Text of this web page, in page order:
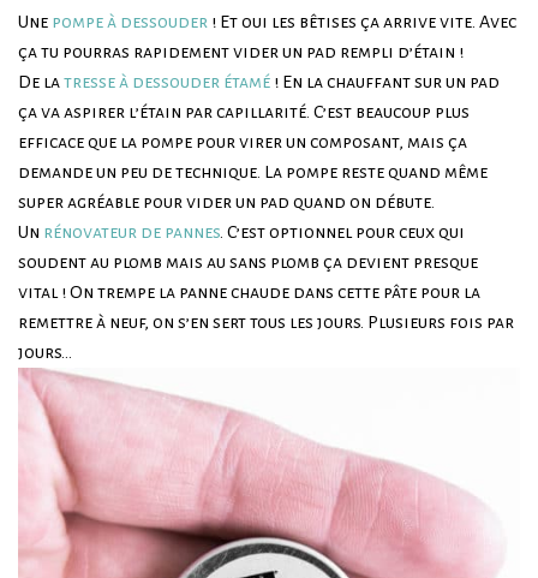
Une pompe à dessouder ! Et oui les bêtises ça arrive vite. Avec
ça tu pourras rapidement vider un pad rempli d’étain !
De latresse à dessouder étamé ! En la chauffant sur un pad
ça va aspirer l’étain par capillarité. C’est beaucoup plus
efficace que la pompe pour virer un composant, mais ça
demande un peu de technique. La pompe reste quand même
super agréable pour vider un pad quand on débute.
Un rénovateur de pannes . C’est optionnel pour ceux qui
soudent au plomb mais au sans plomb ça devient presque
vital ! On trempe la panne chaude dans cette pâte pour la
remettre à neuf, on s’en sert tous les jours. Plusieurs fois par
jours…